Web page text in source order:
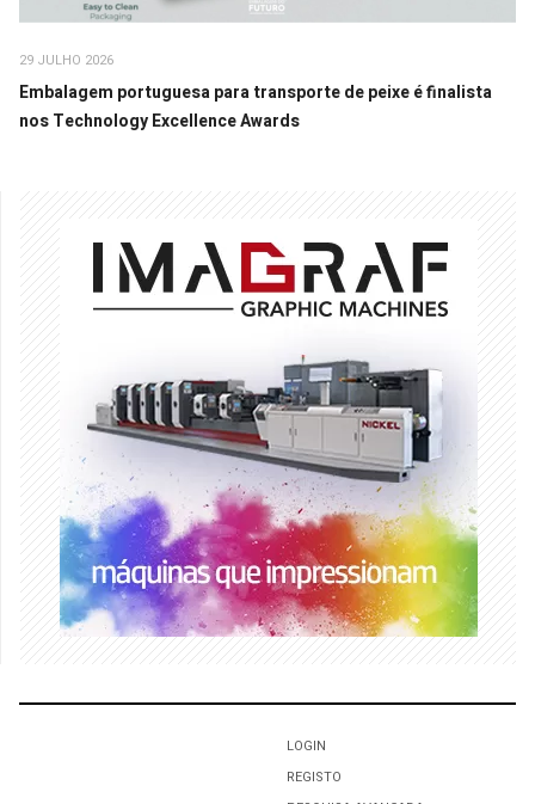
29 JULHO 2026
Embalagem portuguesa para transporte de peixe é finalista
nos Technology Excellence Awards
LOGIN
REGISTO